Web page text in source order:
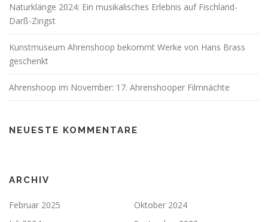
Naturklänge 2024: Ein musikalisches Erlebnis auf Fischland-
Darß-Zingst
Kunstmuseum Ahrenshoop bekommt Werke von Hans Brass
geschenkt
Ahrenshoop im November: 17. Ahrenshooper Filmnächte
NEUESTE KOMMENTARE
ARCHIV
Februar 2025
Oktober 2024